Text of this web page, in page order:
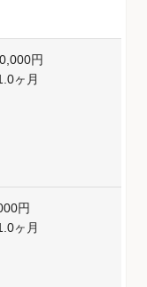
円
ヶ月
円
ヶ月